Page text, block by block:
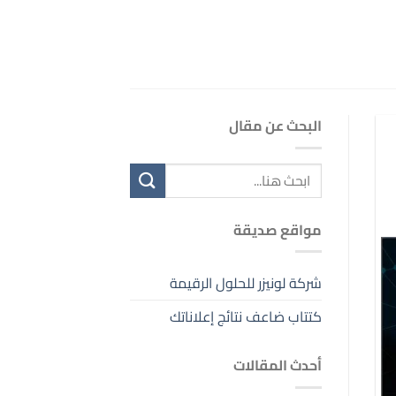
البحث عن مقال
مواقع صديقة
شركة لونيزر للحلول الرقيمة
كتتاب ضاعف نتائج إعلاناتك
أحدث المقالات